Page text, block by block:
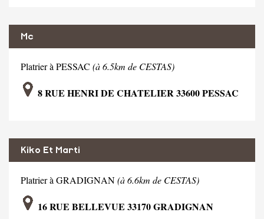
Mc
Platrier à PESSAC (à 6.5km de CESTAS)
8 RUE HENRI DE CHATELIER 33600 PESSAC
Kiko Et Marti
Platrier à GRADIGNAN(à 6.6km de CESTAS)
16 RUE BELLEVUE 33170 GRADIGNAN